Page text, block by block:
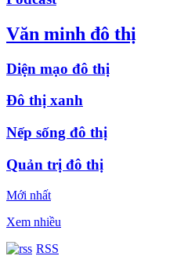
Văn minh đô thị
Diện mạo đô thị
Đô thị xanh
Nếp sống đô thị
Quản trị đô thị
Mới nhất
Xem nhiều
RSS